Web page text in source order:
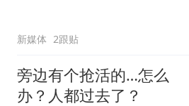
新媒体 2跟贴
旁边有个抢活的…怎么
办？人都过去了？